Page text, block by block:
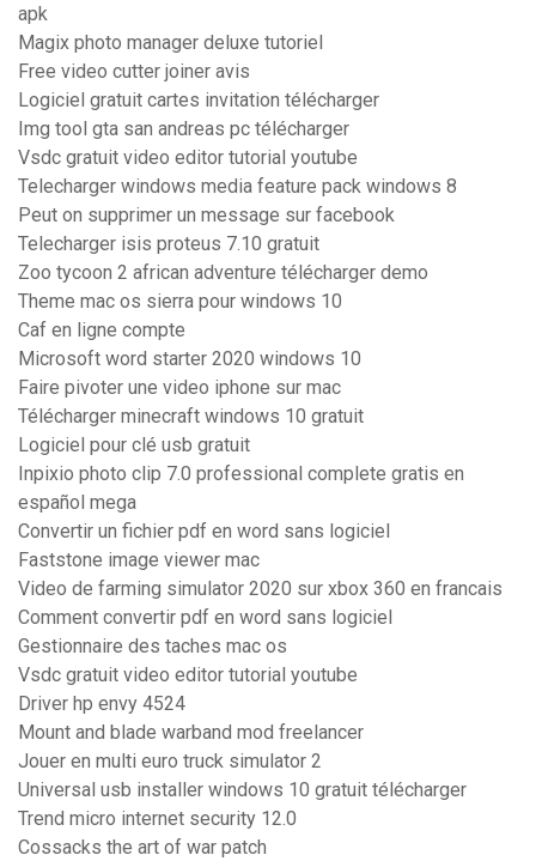
apk
Magix photo manager deluxe tutoriel
Free video cutter joiner avis
Logiciel gratuit cartes invitation télécharger
Img tool gta san andreas pc télécharger
Vsdc gratuit video editor tutorial youtube
Telecharger windows media feature pack windows 8
Peut on supprimer un message sur facebook
Telecharger isis proteus 7.10 gratuit
Zoo tycoon 2 african adventure télécharger demo
Theme mac os sierra pour windows 10
Caf en ligne compte
Microsoft word starter 2020 windows 10
Faire pivoter une video iphone sur mac
Télécharger minecraft windows 10 gratuit
Logiciel pour clé usb gratuit
Inpixio photo clip 7.0 professional complete gratis en
español mega
Convertir un fichier pdf en word sans logiciel
Faststone image viewer mac
Video de farming simulator 2020 sur xbox 360 en francais
Comment convertir pdf en word sans logiciel
Gestionnaire des taches mac os
Vsdc gratuit video editor tutorial youtube
Driver hp envy 4524
Mount and blade warband mod freelancer
Jouer en multi euro truck simulator 2
Universal usb installer windows 10 gratuit télécharger
Trend micro internet security 12.0
Cossacks the art of war patch